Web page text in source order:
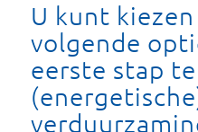
U kunt
volgende
eerste stap